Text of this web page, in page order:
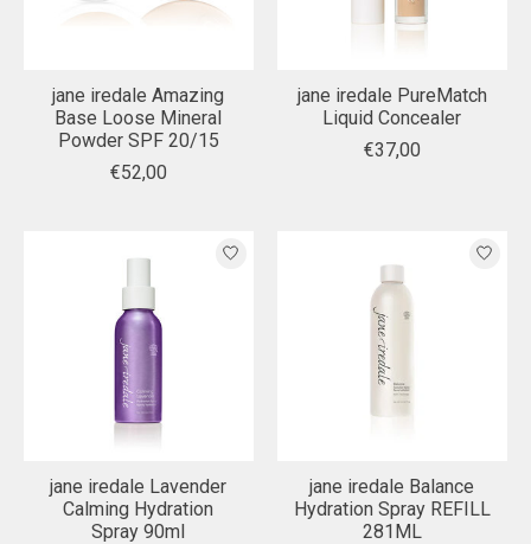
jane iredale Amazing
Base Loose Mineral
Powder SPF 20/15
€52,00
jane iredale PureMatch
Liquid Concealer
€37,00
jane iredale Lavender
Calming Hydration
Spray 90ml
jane iredale Balance
Hydration Spray REFILL
281ML